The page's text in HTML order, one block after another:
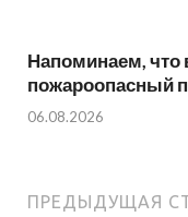
Напоминаем, что
пожароопасный
06.08.2026
ПРЕДЫДУЩАЯ